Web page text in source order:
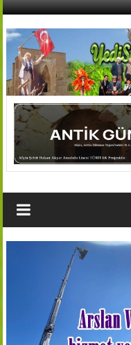
İçeriğe
AFŞİN
YEDİSEVİN
HABER
Köyleri